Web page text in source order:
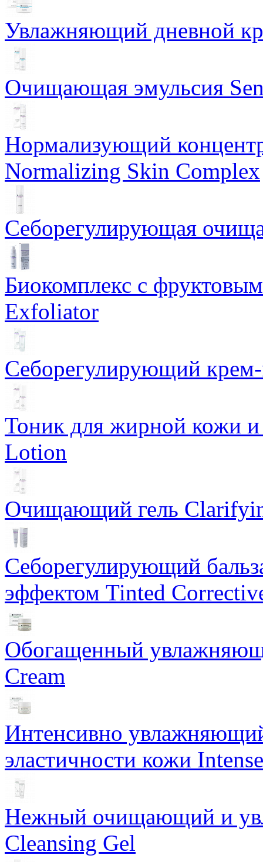
Увлажняющий дневной
Очищающая эмульсия
Нормализующий
Normalizing Skin Complex
Себорегулирующая
Биокомплекс с
Exfoliator
Себорегулирующий
Тоник для жирной кожи
Lotion
Очищающий гель
Себорегулирующий
эффектом Tinted
Обогащенный
Cream
Интенсивно
эластичности кожи
Нежный очищающий и
Cleansing Gel